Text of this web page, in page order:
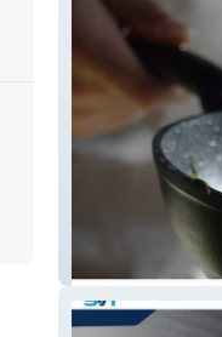
Mehfil Indian Food